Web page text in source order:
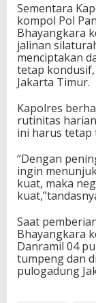
Sementara
kompol Pol
Bhayangkara
jalinan
menciptakan
tetap
Jakarta Timur.
Kapolres
rutinitas
ini harus tetap
“Dengan
ingin
kuat, maka
Saat
Bhayangkara
Danramil 04
tumpeng dan
pulogadung